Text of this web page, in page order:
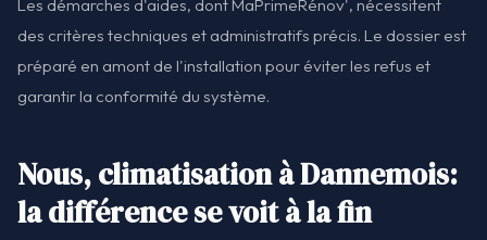
Les démarches d'aides, dont MaPrimeRénov', nécessitent
des critères techniques et administratifs précis. Le dossier est
préparé en amont de l'installation pour éviter les refus et
garantir la conformité du système.
Nous, climatisation à Dannemois:
la différence se voit à la fin